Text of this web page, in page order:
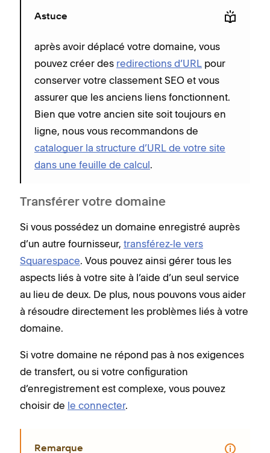
Astuce
après avoir déplacé votre domaine, vous
pouvez créer des redirections d’URL pour
conserver votre classement SEO et vous
assurer que les anciens liens fonctionnent.
Bien que votre ancien site soit toujours en
ligne, nous vous recommandons de
cataloguer la structure d’URL de votre site
dans une feuille de calcul.
Transférer votre domaine
Si vous possédez un domaine enregistré auprès
d’un autre fournisseur, transférez-le vers
Squarespace. Vous pouvez ainsi gérer tous les
aspects liés à votre site à l’aide d’un seul service
au lieu de deux. De plus, nous pouvons vous aider
à résoudre directement les problèmes liés à votre
domaine.
Si votre domaine ne répond pas à nos exigences
de transfert, ou si votre configuration
d’enregistrement est complexe, vous pouvez
choisir de le connecter.
Remarque